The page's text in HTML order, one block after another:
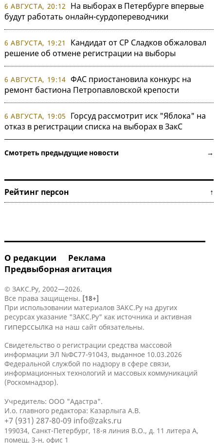
6 АВГУСТА, 20:12
На выборах в Петербурге впервые
будут работать онлайн-сурдопереводчики
6 АВГУСТА, 19:21
Кандидат от СР Сладков обжаловал
решение об отмене регистрации на выборы
6 АВГУСТА, 19:14 ФАС приостановила конкурс на
ремонт бастиона Петропавловской крепости
6 АВГУСТА, 19:05
Горсуд рассмотрит иск "Яблока" на
отказ в регистрации списка на выборах в ЗакС
Смотреть предыдущие новости →
Рейтинг персон ↑
О редакции
Реклама
Предвыборная агитация
© ЗАКС.Ру, 2002—2026.
Все права защищены. [18+]
При использовании материалов ЗАКС.Ру на других
ресурсах указание "ЗАКС.Ру" как источника и активная
гиперссылка на наш сайт обязательны.
Свидетельство о регистрации средства массовой
информации ЭЛ №ФС77-91043, выданное 10.03.2026
Федеральной службой по надзору в сфере связи,
информационных технологий и массовых коммуникаций
(Роскомнадзор).
Учредитель: ООО "Адастра".
И.о. главного редактора: Казарлыга А.В.
+7 (931) 287-80-09 info@zaks.ru
199034, Санкт-Петербург, 18-я линия В.О., д. 11 литера А,
помещ. 3-н, офис 1